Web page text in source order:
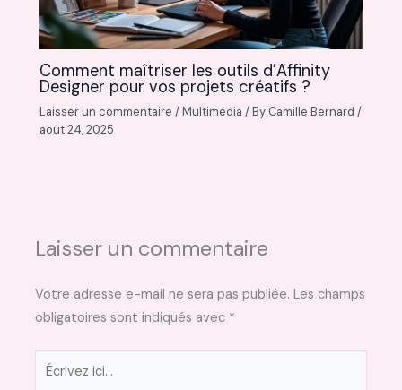
Comment maîtriser les outils d’Affinity
Designer pour vos projets créatifs ?
Laisser un commentaire /Multimédia / By Camille Bernard/
août 24, 2025
Laisser un commentaire
Votre adresse e-mail ne sera pas publiée. Les champs
obligatoires sont indiqués avec *
Écrivez